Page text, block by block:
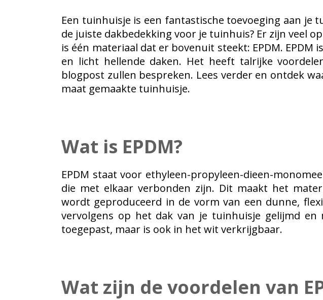
Een tuinhuisje is een fantastische toevoeging aan
de juiste dakbedekking voor je tuinhuis? Er zijn veel
is één materiaal dat er bovenuit steekt: EPDM.
en licht hellende daken. Het heeft talrijke
blogpost zullen bespreken. Lees verder en ontdek
maat gemaakte tuinhuisje.
Wat is EPDM?
EPDM staat voor ethyleen-propyleen-dieen-
die met elkaar verbonden zijn. Dit maakt het
wordt geproduceerd in de vorm van een dunne,
vervolgens op het dak van je tuinhuisje gelijmd en
toegepast, maar is ook in het wit verkrijgbaar.
Wat zijn de voordelen van